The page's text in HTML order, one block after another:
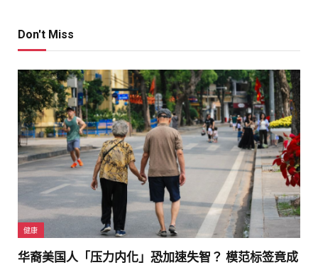
Don't Miss
健康
华裔美国人「压力内化」恐加速失智？ 模范标签竟成